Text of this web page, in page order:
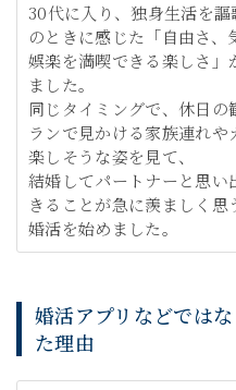
30代に入り、独身生活を
のときに感じた「自由さ、
娯楽を満喫できる楽しさ」
ました。
同じタイミングで、休日の
ランで見かける家族連れや
楽しそうな姿を見て、
結婚してパートナーと思い
きることが急に羨ましく思
婚活を始めました。
婚活アプリなどでは
た理由